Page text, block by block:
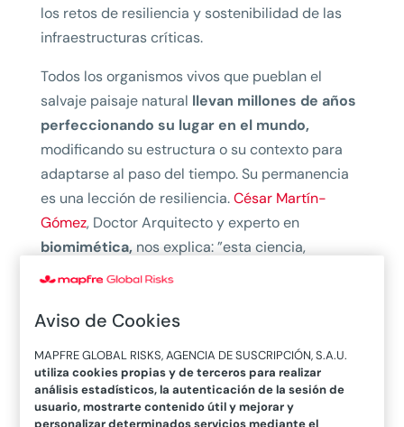
los retos de resiliencia y sostenibilidad de las
infraestructuras críticas.
Todos los organismos vivos que pueblan el
salvaje paisaje natural llevan millones de años
perfeccionando su lugar en el mundo,
modificando su estructura o su contexto para
adaptarse al paso del tiempo. Su permanencia
es una lección de resiliencia.César Martín-
Gómez, Doctor Arquitecto y experto en
biomimética,nos explica: ”esta ciencia,
aplicada a la ingeniería civil, busca transformar
eficiencia energética de los edificios,
inspirándose precisamente en principios
naturales”.
Aviso de Cookies
MAPFRE GLOBAL RISKS, AGENCIA DE SUSCRIPCIÓN, S.A.U.
utiliza cookies propias y de terceros para realizar
análisis estadísticos, la autenticación de la sesión de
usuario, mostrarte contenido útil y mejorar y